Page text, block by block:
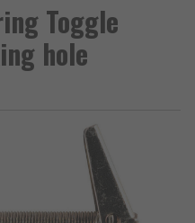
Toggle
hole